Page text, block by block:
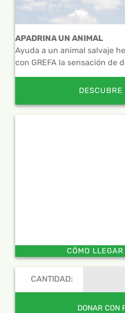
APADRINA UN ANIMAL
Ayuda a un animal salvaje
con GREFA la sensación de
DESCUBRE
CÓMO
CANTIDAD: